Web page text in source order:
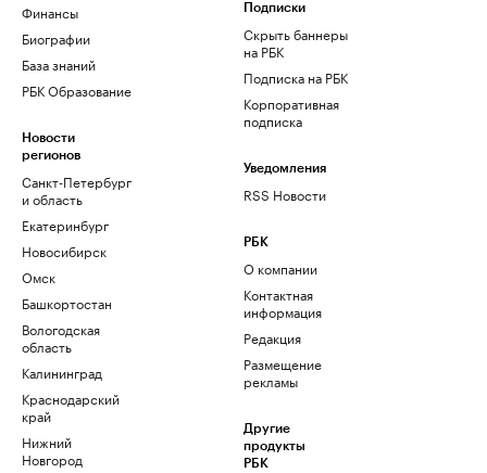
Финансы
Биографии
База знаний
РБК Образование
Новости
регионов
Санкт-Петербург
и область
Екатеринбург
Новосибирск
Омск
Башкортостан
Вологодская
область
Калининград
Краснодарский
край
Нижний
Новгород
Подписки
Скрыть баннеры
на РБК
Подписка на РБК
Корпоративная
подписка
Уведомления
RSS Новости
РБК
О компании
Контактная
информация
Редакция
Размещение
рекламы
Другие
продукты
РБК